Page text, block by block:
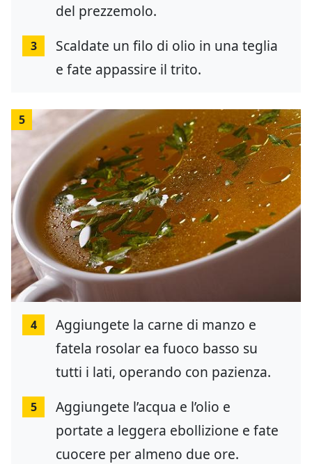
del prezzemolo.
3
Scaldate un filo di olio in una teglia
e fate appassire il trito.
5
4
Aggiungete la carne di manzo e
fatela rosolar ea fuoco basso su
tutti i lati, operando con pazienza.
5
Aggiungete l’acqua e l’olio e
portate a leggera ebollizione e fate
cuocere per almeno due ore.